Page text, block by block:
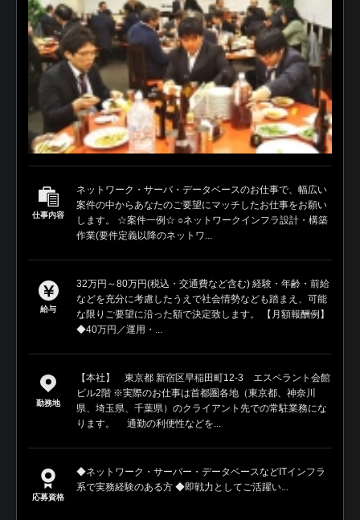
仕事内容
ネットワーク・サーバ・データベースのお仕事で、幅広い
案件の中からあなたのご要望にマッチしたお仕事をお願い
します。 ☆案件一例☆ ○ネットワークインフラ設計・構築
作業(要件定義以降のネットワ...
給与
32万円～80万円(税込・交通費など含む) 経験・年齢・前給
などを充分に考慮したうえで社会情勢なども踏まえ、可能
な限りご要望に沿った額で決定致します。 【月額報酬例】
◆40万円／運用・...
勤務地
【本社】 東京都 新宿区早稲田町12-3 エスペラント会館
ビル2階 ※実際のお仕事は首都圏各地（東京都、神奈川
県、埼玉県、千葉県）のクライアント先での常駐業務にな
ります。 通勤の利便性などを...
応募資格
◆ネットワーク・サーバー・データベースなどITインフラ
系で実務経験のある方 ◆即戦力としてご活躍い...